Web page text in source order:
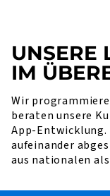
UNSERE
IM
Wir
beraten unsere
App-Entwicklung.
aufeinander
aus nationalen